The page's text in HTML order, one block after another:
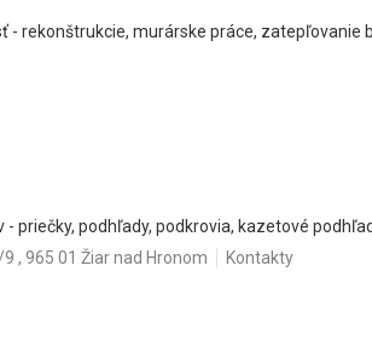
- rekonštrukcie, murárske práce, zatepľovanie
priečky, podhľady, podkrovia, kazetové
, 965 01 Žiar nad Hronom Kontakty